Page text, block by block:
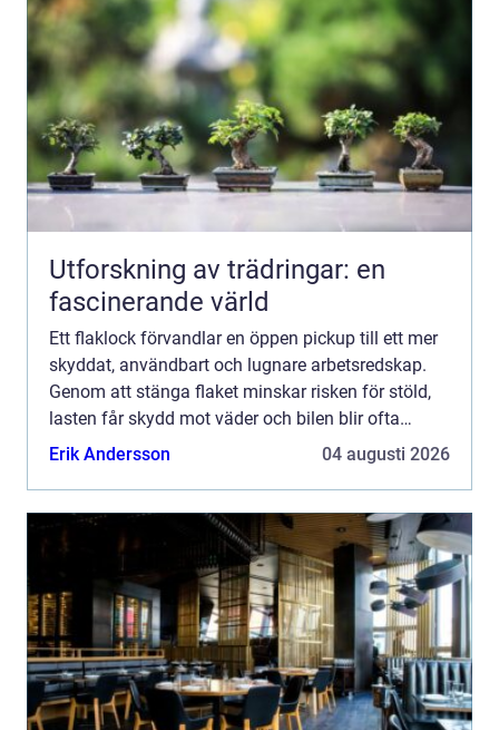
Utforskning av trädringar: en
fascinerande värld
Ett flaklock förvandlar en öppen pickup till ett mer
skyddat, användbart och lugnare arbetsredskap.
Genom att stänga flaket minskar risken för stöld,
lasten får skydd mot väder och bilen blir ofta
trevligare att köra på landsväg. Många upptäcker
Erik Andersson 04 augusti 2026